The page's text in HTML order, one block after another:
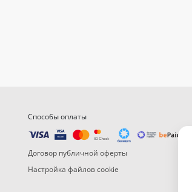
Способы оплаты
Договор публичной оферты
Настройка файлов cookie